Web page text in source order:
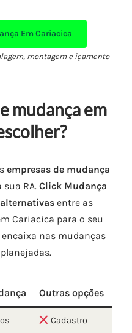
Em Cariacica
montagem e içamento
mudança em
empresas de mudança
sua RA. Click Mudança
entre as
Cariacica para o seu
encaixa nas mudanças
Outras opções
Cadastro